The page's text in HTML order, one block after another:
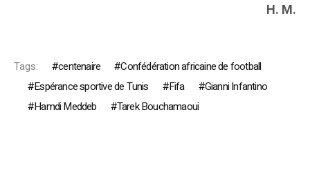
H. M.
Tags: centenaire
Confédération africaine de football
Espérance sportive de Tunis
Fifa
Gianni Infantino
Hamdi Meddeb
Tarek Bouchamaoui